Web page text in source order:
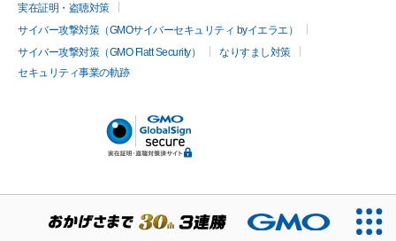
実在証明・盗聴対策
サイバー攻撃対策（GMOサイバーセキュリティ byイエラエ）
サイバー攻撃対策（GMO Flatt Security）
なりすまし対策
セキュリティ事業の軌跡